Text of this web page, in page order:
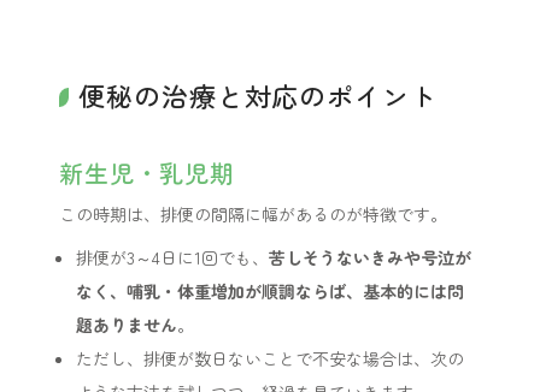
便秘の治療と対応のポイント
新生児・乳児期
この時期は、排便の間隔に幅があるのが特徴です。
排便が3～4日に1回でも、苦しそうないきみや号泣が
なく、哺乳・体重増加が順調ならば、基本的には問
題ありません。
ただし、排便が数日ないことで不安な場合は、次の